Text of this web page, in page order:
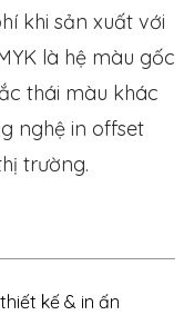
khi sản xuất với
là hệ màu gốc
thái màu khác
nghệ in offset
trường.
kế & in ấn